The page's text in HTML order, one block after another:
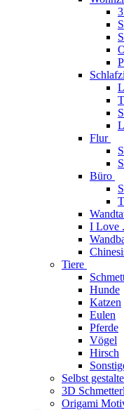
Flur
Büro
I Love
Tiere
Hunde
Katzen
Eulen
Pferde
Vögel
Hirsch
Selbst
3D
Origami